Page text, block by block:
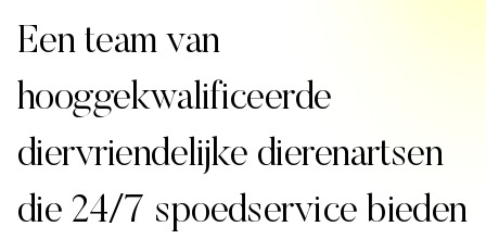
Een team van
hooggekwalificeerde
diervriendelijke dierenartsen
die 24/7 spoedservice bieden